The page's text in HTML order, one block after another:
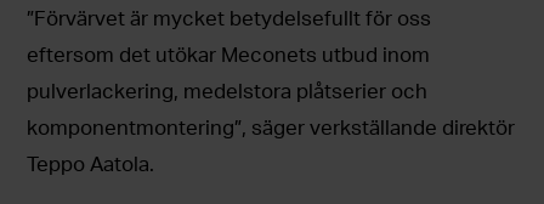
”Förvärvet är mycket betydelsefullt för oss
eftersom det utökar Meconets utbud inom
pulverlackering, medelstora plåtserier och
komponentmontering”, säger verkställande direktör
Teppo Aatola.